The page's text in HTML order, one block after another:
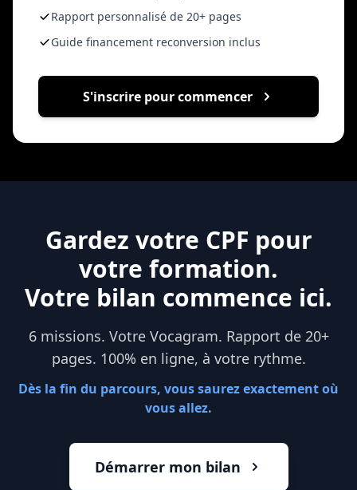
Rapport personnalisé de 20+ pages
Guide financement reconversion inclus
S'inscrire pour commencer
Gardez votre CPF pour
votre formation.
Votre bilan commence ici.
6 missions. Votre Vocagram. Rapport de 20+
pages. 100% en ligne, à votre rythme.
Dès la fin du parcours, vous saurez exactement où
vous allez.
Démarrer mon bilan